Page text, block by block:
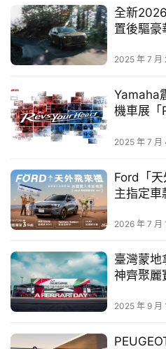
買
車
幫
幫
忙
跨
玩
C
A
R
教育協會、台灣圓愛全人
得印尼、菲律賓等多個異
「跨國界、跨族群」的共融
關懷教育：獎勵學子，埋葬
扶輪社贊助，針對協和國
「學業進步獎」及「品德
勵。此外，得勝者教育協
動，引導現場民眾將過去的
葬，藉此釋放內在壓力，
藝文饗宴：星空下的市集與
除了公益頒獎，現場規畫了
學傑出校友、藝術家廖迎晰
品予協辦之公益單位；活
風情胖卡餐車及 55 攤公益
悠閒的午後至傍晚，享受美
祝福傳遞：點燃希望之火
活動高潮將由圓愛協會與天
場參與者將共同釋放祝福
進行點燈傳遞儀式。主辦單
燈的力量，讓大肚山周邊的
全新
置後驅豪
2025 年 7 月
Yamaha
機車展「
2025 年 7 月
Ford「天
主指定車
同步到港
2026 年 7 月
臺灣蒙地
神齊聚麗
2025 年 9 月